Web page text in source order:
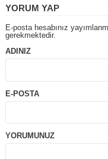
YORUM YAP
E-posta hesabınız
gerekmektedir.
ADINIZ
E-POSTA
YORUMUNUZ